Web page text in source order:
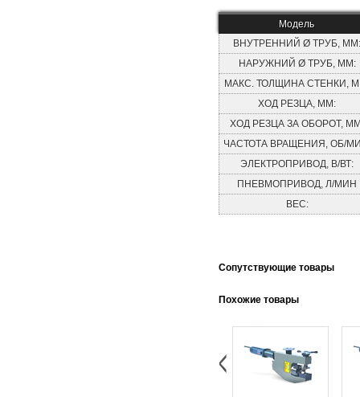
Модель
ВНУТРЕННИЙ Ø ТРУБ,
НАРУЖНИЙ Ø ТРУБ, ММ:
МАКС. ТОЛЩИНА СТЕНКИ,
ХОД РЕЗЦА, ММ:
ХОД РЕЗЦА ЗА ОБОРОТ,
ЧАСТОТА ВРАЩЕНИЯ, ОБ/
ЭЛЕКТРОПРИВОД, В/ВТ:
ПНЕВМОПРИВОД, Л/МИН
ВЕС:
Cопутствующие товары
Похожие товары